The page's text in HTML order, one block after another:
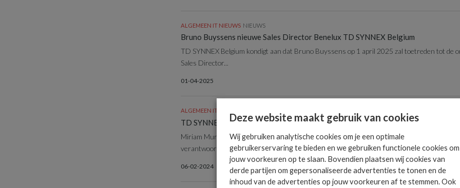
ALGEMEEN IT NIEUWS NIEUWS
Bruno Buyssens nieuwe Sales Director Benelux TD SYNNEX Belgium
TD SYNNEX Belgium kondigt aan dat Bruno Buyssens op 1 april 2025 zal toetreden tot de
Sales Director...
01-04-2025
ALGEMEEN IT NIEUWS
TD SYNNEX benoemt Miriam Murphy tot business leader Europa
Miriam Murphy start op 8 april als nieuwe President Europe van TD SYNNEX. Murphy wordt
verantwoordelijk voor de 7.000 medewerkers...
06-02-2024
Deze website maakt gebruik van cookies
Wij gebruiken analytische cookies om je een optimale
gebruikerservaring te bieden en we gebruiken functionele cookies om
jouw voorkeuren op te slaan. Bovendien plaatsen wij cookies van
derde partijen om gepersonaliseerde advertenties te tonen en de
inhoud van de advertenties op jouw voorkeuren af te stemmen. Ook